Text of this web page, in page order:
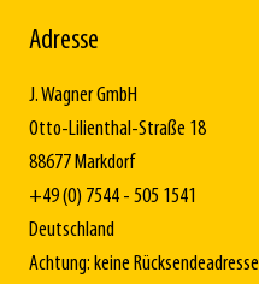
Adresse
J. Wagner GmbH
Otto-Lilienthal-Straße 18
88677 Markdorf
+49 (0) 7544 - 505 1541
Deutschland
Achtung: keine Rücksendeadresse